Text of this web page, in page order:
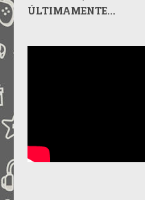
ÚLTIMAMENTE...